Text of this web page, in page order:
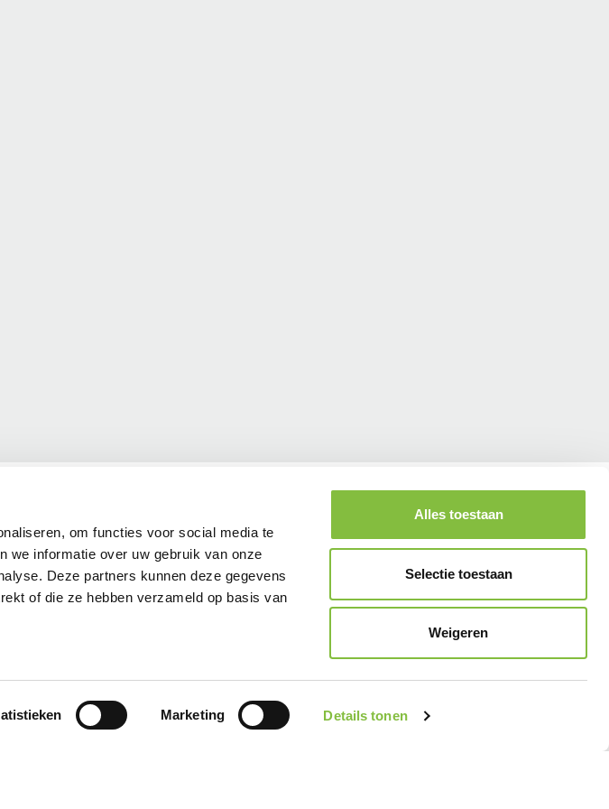
om functies voor social media te
we informatie over uw gebruik van onze
Deze partners kunnen deze gegevens
of die ze hebben verzameld op basis van
Marketing Details tonen
Alles toestaan
Selectie toestaan
Weigeren